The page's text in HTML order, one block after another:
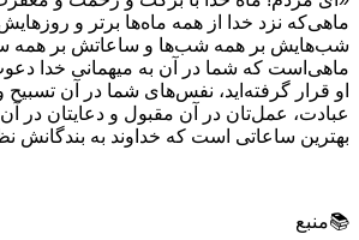
ماهی‌که نزد خدا از همه ماه‌ها برتر و
شب‌هایش بر همه شب‌ها و ساعاتش بر همه
ماهی‌است که شما در آن به میهمانی خدا
او قرار گرفته‌اید، نفس‌های شما در آن تسبیح
عبادت، عمل‌تان در آن مقبول و دعایتان
بهترین ساعاتی است که خداوند به
📚منبع